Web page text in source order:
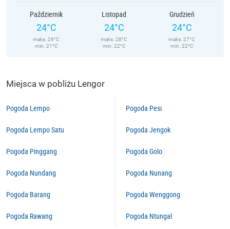
Październik
24°C
maks. 29°C
min. 21°C
Listopad
24°C
maks. 28°C
min. 22°C
Grudzień
24°C
maks. 27°C
min. 22°C
Miejsca w pobliżu Lengor
Pogoda Lempo
Pogoda Lempo Satu
Pogoda Pinggang
Pogoda Nundang
Pogoda Barang
Pogoda Rawang
Pogoda Pesi
Pogoda Jengok
Pogoda Golo
Pogoda Nunang
Pogoda Wenggong
Pogoda Ntungal